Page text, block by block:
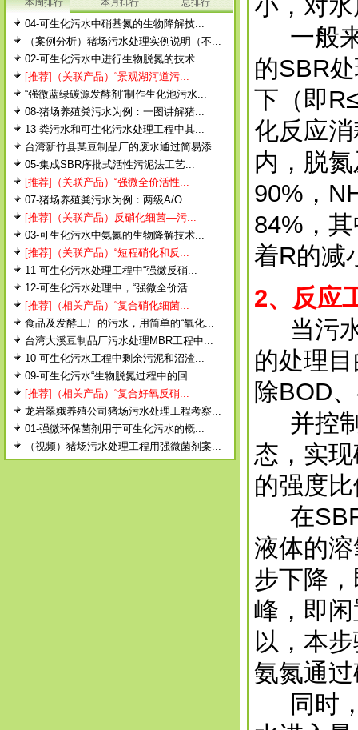
徨耧豚蝽-桎梓羼觇?觐眈箅圉梃
徨耧豚蝽-桎梓羼觇?觐眈箅圉梃
本周排行 本月排行 总排行
04-可生化污水中硝基氮的生物降解技...
（案例分析）猪场污水处理实例说明（不...
02-可生化污水中进行生物脱氮的技术...
[推荐]（关联产品）“景观湖河道污...
“强微蓝绿碳源发酵剂”制作生化池污水...
08-猪场养殖粪污水为例：一图讲解猪...
13-粪污水和可生化污水处理工程中其...
台湾新竹县某豆制品厂的废水通过简易添...
05-集成SBR序批式活性污泥法工艺...
[推荐]（关联产品）“强微全价活性...
07-猪场养殖粪污水为例：两级A/O...
[推荐]（关联产品）反硝化细菌—污...
03-可生化污水中氨氮的生物降解技术...
[推荐]（关联产品）“短程硝化和反...
11-可生化污水处理工程中“强微反硝...
12-可生化污水处理中，“强微全价活...
[推荐]（相关产品）“复合硝化细菌...
食品及发酵工厂的污水，用简单的“氧化...
台湾大溪豆制品厂污水处理MBR工程中...
10-可生化污水工程中剩余污泥和沼渣...
09-可生化污水“生物脱氮过程中的回...
[推荐]（相关产品）“复合好氧反硝...
龙岩翠娥养殖公司猪场污水处理工程考察...
01-强微环保菌剂用于可生化污水的概...
（视频）猪场污水处理工程用强微菌剂案...
小，对
一般来
的SBR
下（即
化反应
内，脱
90%，
84%，
着R的减
2、反应
当污水
的处理
除BOD
并控制
态，实
的强度
在SBR
液体的
步下降
峰，即
以，本
氨氮通
同时，